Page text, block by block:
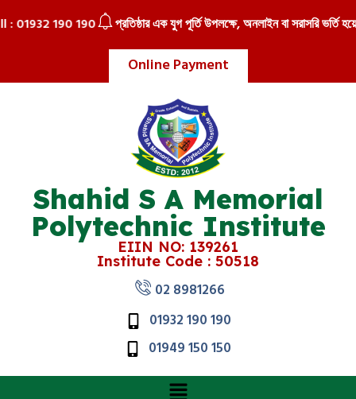
Online Payment
190 190 প্রতিষ্ঠার এক যুগ পূর্তি উপলক্ষে, অনলাইন বা সরাসরি ভর্তি হয়ে
Shahid S A Memorial
Polytechnic Institute
EIIN NO: 139261
Institute Code : 50518
02 8981266
01932 190 190
01949 150 150